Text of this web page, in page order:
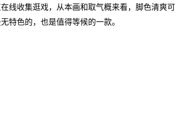
收集逛戏，从本画和取气概来看，脚色清爽可
特色的，也是值得等候的一款。